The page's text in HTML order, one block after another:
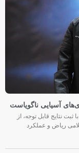
نتایج قابل توجه، از
ریاض و عملکرد